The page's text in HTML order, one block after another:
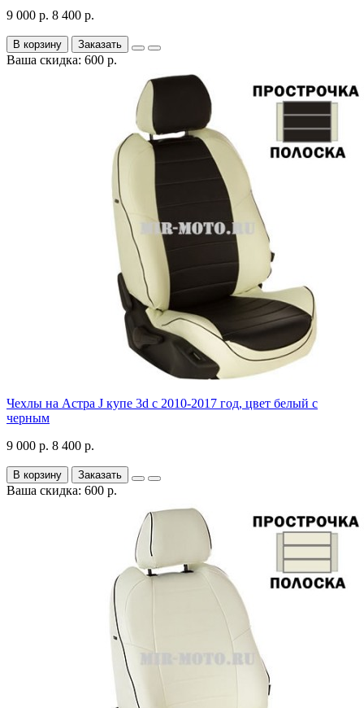
9 000 р. 8 400 р.
В корзину Заказать
Ваша скидка: 600 р.
Чехлы на Астра J купе 3d с 2010-2017 год, цвет белый с
черным
9 000 р. 8 400 р.
В корзину Заказать
Ваша скидка: 600 р.